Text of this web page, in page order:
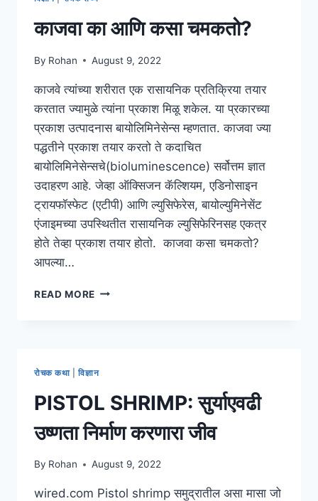
काजवा का आणि कसा चमकतो?
By Rohan August 9, 2022
काजवे त्यांच्या शरीरात एक रासायनिक प्रतिक्रिया तयार
करतात ज्यामुळे त्यांना प्रकाश मिळू शकेल. या प्रकारच्या
प्रकाश उत्पादनास बायोलिमिनेसेन्स म्हणतात. काजवा ज्या
पद्धतीने प्रकाश तयार करतो ते कदाचित
बायोलिमिनेसेन्सचे(bioluminescence) सर्वोत्तम ज्ञात
उदाहरण आहे. जेव्हा ऑक्सिजन कॅल्शियम, एडिनोसाइन
ट्रायफॉस्फेट (एटीपी) आणि ल्युसिफेरेस, बायोल्युमिनेसेंट
एंजाइमच्या उपस्थितीत रासायनिक ल्युसिफेरिनसह एकत्र
होते तेव्हा प्रकाश तयार होतो. काजवा कसा चमकतो?
आपल्या…
READ MORE काजवा
रोचक कथा|विज्ञान
PISTOL SHRIMP: सुर्याएवढी
उष्णता निर्माण करणारा जीव
By Rohan August 9, 2022
wired.com Pistol shrimp समुद्रातील असा मासा जो